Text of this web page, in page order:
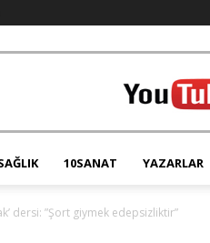
10SANAT YAZARLAR
dersi: ”Şort giymek edepsizliktir”